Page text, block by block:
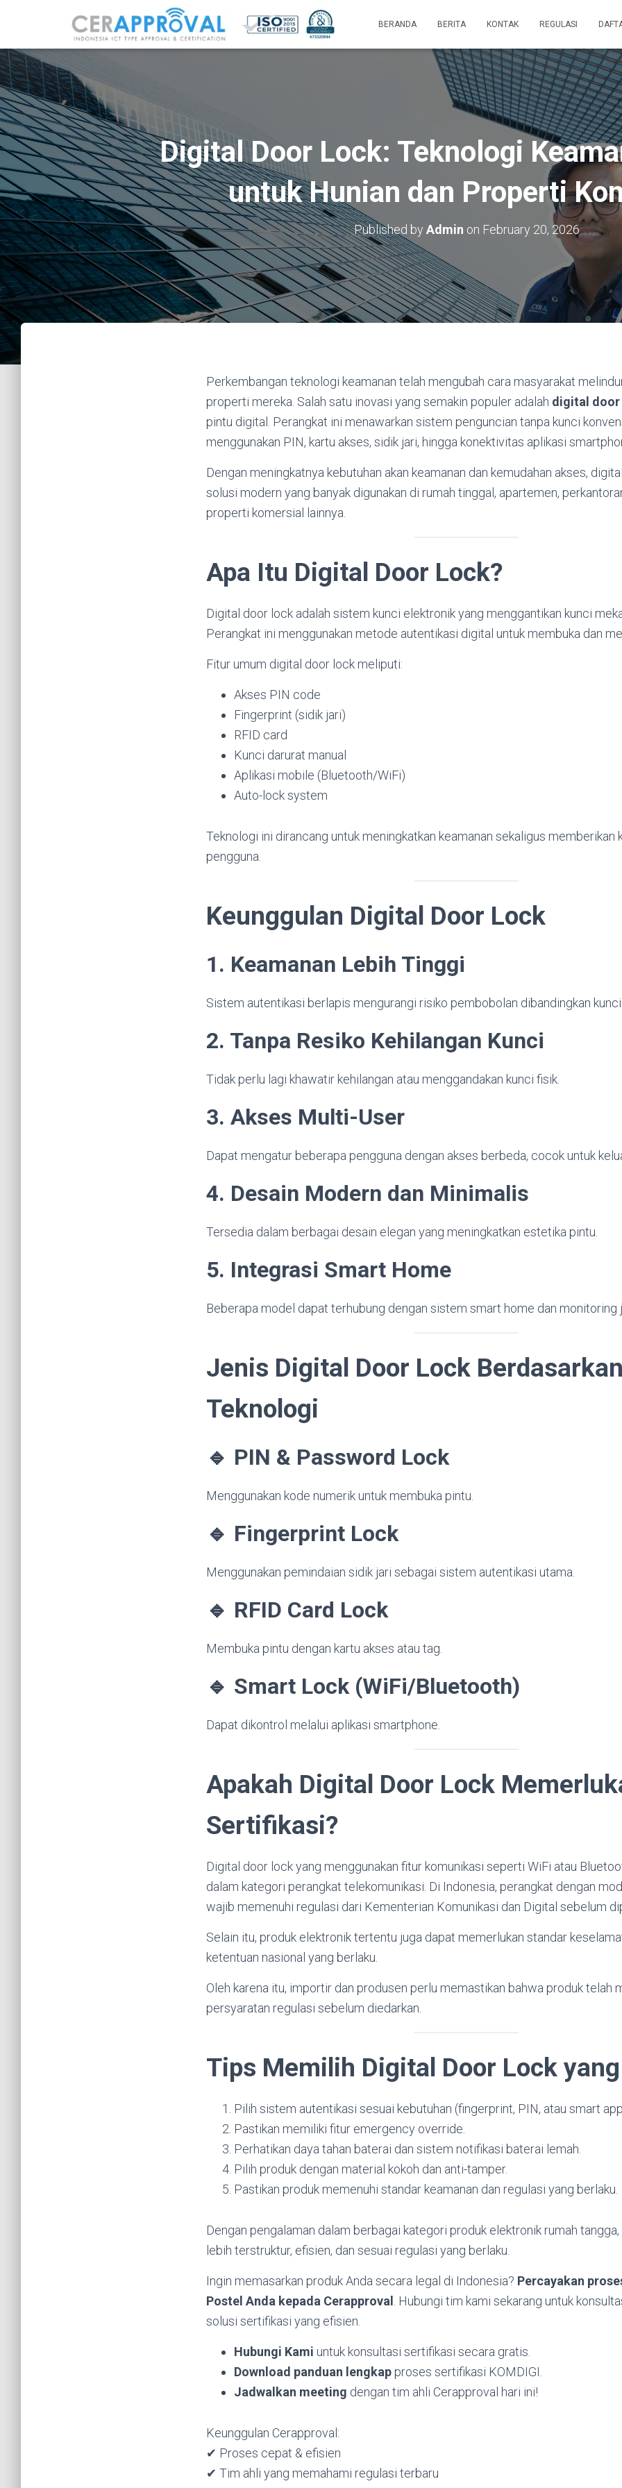
BERANDA BERITA KONTAK REGULASI
Digital Door Lock: Teknologi
untuk Hunian dan Properti
Published by Admin on February 20, 2026
Perkembangan teknologi keamanan telah mengubah cara masyarakat
properti mereka. Salah satu inovasi yang semakin populer adalah digital
pintu digital. Perangkat ini menawarkan sistem penguncian tanpa kunci
menggunakan PIN, kartu akses, sidik jari, hingga konektivitas aplikasi
Dengan meningkatnya kebutuhan akan keamanan dan kemudahan akses,
solusi modern yang banyak digunakan di rumah tinggal, apartemen,
properti komersial lainnya.
Apa Itu Digital Door Lock?
Digital door lock adalah sistem kunci elektronik yang menggantikan kunci
Perangkat ini menggunakan metode autentikasi digital untuk membuka dan
Fitur umum digital door lock meliputi:
Akses PIN code
Fingerprint (sidik jari)
RFID card
Kunci darurat manual
Aplikasi mobile (Bluetooth/WiFi)
Auto-lock system
Teknologi ini dirancang untuk meningkatkan keamanan sekaligus memberikan
pengguna.
Keunggulan Digital Door Lock
1. Keamanan Lebih Tinggi
Sistem autentikasi berlapis mengurangi risiko pembobolan dibandingkan
2. Tanpa Resiko Kehilangan Kunci
Tidak perlu lagi khawatir kehilangan atau menggandakan kunci fisik.
3. Akses Multi-User
Dapat mengatur beberapa pengguna dengan akses berbeda, cocok untuk
4. Desain Modern dan Minimalis
Tersedia dalam berbagai desain elegan yang meningkatkan estetika pintu.
5. Integrasi Smart Home
Beberapa model dapat terhubung dengan sistem smart home dan monitoring
Jenis Digital Door Lock
Teknologi
🔹 PIN & Password Lock
Menggunakan kode numerik untuk membuka pintu.
🔹 Fingerprint Lock
Menggunakan pemindaian sidik jari sebagai sistem autentikasi utama.
🔹 RFID Card Lock
Membuka pintu dengan kartu akses atau tag.
🔹 Smart Lock (WiFi/Bluetooth)
Dapat dikontrol melalui aplikasi smartphone.
Apakah Digital Door Lock
Sertifikasi?
Digital door lock yang menggunakan fitur komunikasi seperti WiFi atau
dalam kategori perangkat telekomunikasi. Di Indonesia, perangkat dengan
wajib memenuhi regulasi dari Kementerian Komunikasi dan Digital sebelum
Selain itu, produk elektronik tertentu juga dapat memerlukan standar
ketentuan nasional yang berlaku.
Oleh karena itu, importir dan produsen perlu memastikan bahwa produk telah
persyaratan regulasi sebelum diedarkan.
Tips Memilih Digital Door Lock
Pilih sistem autentikasi sesuai kebutuhan (fingerprint, PIN, atau smart
Pastikan memiliki fitur emergency override.
Perhatikan daya tahan baterai dan sistem notifikasi baterai lemah.
Pilih produk dengan material kokoh dan anti-tamper.
Pastikan produk memenuhi standar keamanan dan regulasi yang berlaku.
Dengan pengalaman dalam berbagai kategori produk elektronik rumah
lebih terstruktur, efisien, dan sesuai regulasi yang berlaku.
Ingin memasarkan produk Anda secara legal di Indonesia? Percayakan
Postel Anda kepada Cerapproval
. Hubungi tim kami sekarang untuk
solusi sertifikasi yang efisien.
Hubungi Kami untuk konsultasi sertifikasi secara gratis.
Download panduan lengkap proses sertifikasi KOMDIGI.
Jadwalkan meeting dengan tim ahli Cerapproval hari ini!
Keunggulan Cerapproval:
✔ Proses cepat & efisien
✔ Tim ahli yang memahami regulasi terbaru